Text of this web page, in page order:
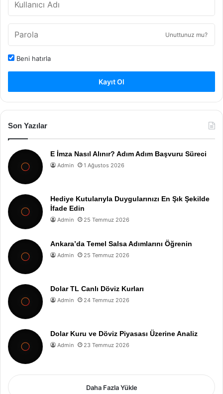
Unuttunuz mu?
Beni hatırla
Kayıt Ol
Son Yazılar
E İmza Nasıl Alınır? Adım Adım Başvuru Süreci
Admin 1 Ağustos 2026
Hediye Kutularıyla Duygularınızı En Şık Şekilde
İfade Edin
Admin 25 Temmuz 2026
Ankara’da Temel Salsa Adımlarını Öğrenin
Admin 25 Temmuz 2026
Dolar TL Canlı Döviz Kurları
Admin 24 Temmuz 2026
Dolar Kuru ve Döviz Piyasası Üzerine Analiz
Admin 23 Temmuz 2026
Daha Fazla Yükle